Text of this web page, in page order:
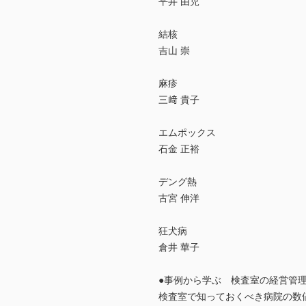
結核
吉山 崇
麻疹
三﨑 貴子
エムポックス
石金 正裕
デング熱
古宮 伸洋
狂犬病
倉井 華子
●事例から学ぶ 検査室の経営管
検査室で知っておくべき病院の数